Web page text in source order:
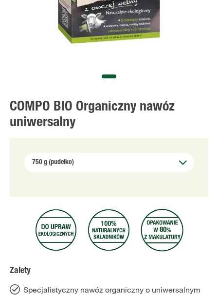
COMPO BIO Organiczny nawóz
uniwersalny
Zalety
Specjalistyczny nawóz organiczny o uniwersalnym